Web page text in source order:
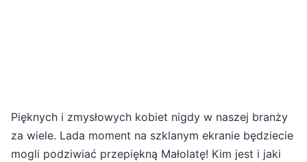
Pięknych i zmysłowych kobiet nigdy w naszej branży
za wiele. Lada moment na szklanym ekranie będziecie
mogli podziwiać przepiękną Małolatę! Kim jest i jaki